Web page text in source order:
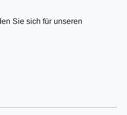
Sie sich für unseren